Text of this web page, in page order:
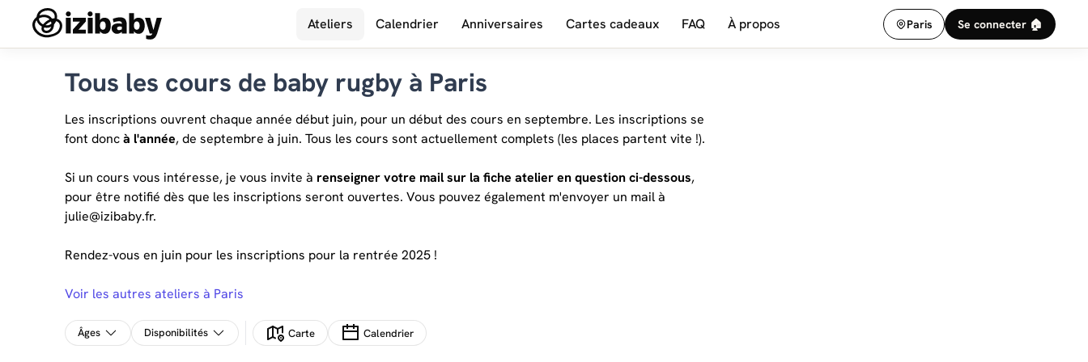
Ateliers Calendrier Anniversaires Cartes cadeaux FAQ À propos Paris Se connecter 🏠
Tous les cours de baby rugby à Paris
Les inscriptions ouvrent chaque année début juin, pour un début des cours en septembre. Les inscriptions se
font doncà l'année, de septembre à juin. Tous les cours sont actuellement complets (les places partent vite !).
Si un cours vous intéresse, je vous invite à renseigner votre mail sur la fiche atelier en question ci-dessous,
pour être notifié dès que les inscriptions seront ouvertes. Vous pouvez également m'envoyer un mail à
julie@izibaby.fr.
Rendez-vous en juin pour les inscriptions pour la rentrée 2025 !
Voir les autres ateliers à Paris
Âges Disponibilités Carte Calendrier